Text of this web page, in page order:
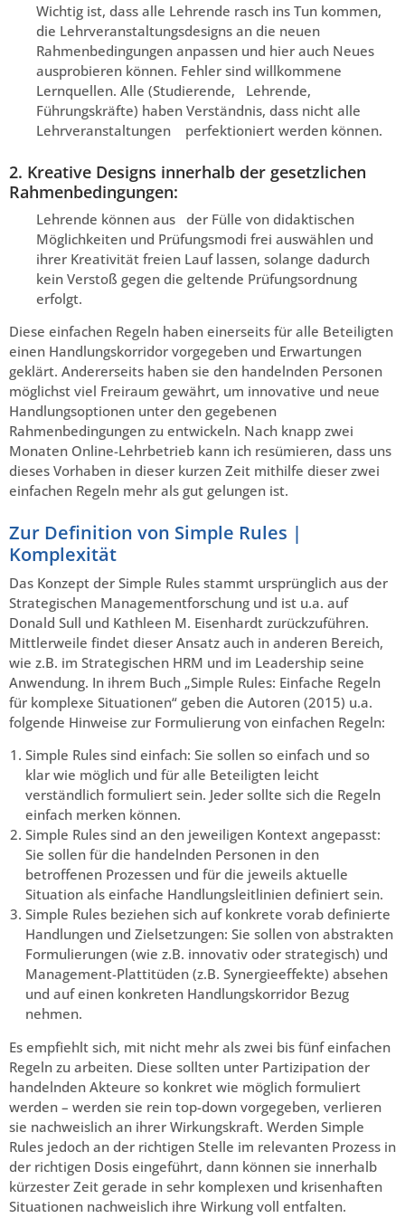
Wichtig ist, dass alle Lehrende rasch ins Tun kommen,
die Lehrveranstaltungsdesigns an die neuen
Rahmenbedingungen anpassen und hier auch Neues
ausprobieren können. Fehler sind willkommene
Lernquellen. Alle (Studierende, Lehrende,
Führungskräfte) haben Verständnis, dass nicht alle
Lehrveranstaltungen perfektioniert werden können.
2. Kreative Designs innerhalb der gesetzlichen
Rahmenbedingungen:
Lehrende können aus der Fülle von didaktischen
Möglichkeiten und Prüfungsmodi frei auswählen und
ihrer Kreativität freien Lauf lassen, solange dadurch
kein Verstoß gegen die geltende Prüfungsordnung
erfolgt.
Diese einfachen Regeln haben einerseits für alle Beteiligten
einen Handlungskorridor vorgegeben und Erwartungen
geklärt. Andererseits haben sie den handelnden Personen
möglichst viel Freiraum gewährt, um innovative und neue
Handlungsoptionen unter den gegebenen
Rahmenbedingungen zu entwickeln. Nach knapp zwei
Monaten Online-Lehrbetrieb kann ich resümieren, dass uns
dieses Vorhaben in dieser kurzen Zeit mithilfe dieser zwei
einfachen Regeln mehr als gut gelungen ist.
Zur Definition von Simple Rules |
Komplexität
Das Konzept der Simple Rules stammt ursprünglich aus der
Strategischen Managementforschung und ist u.a. auf
Donald Sull und Kathleen M. Eisenhardt zurückzuführen.
Mittlerweile findet dieser Ansatz auch in anderen Bereich,
wie z.B. im Strategischen HRM und im Leadership seine
Anwendung. In ihrem Buch „Simple Rules: Einfache Regeln
für komplexe Situationen“ geben die Autoren (2015) u.a.
folgende Hinweise zur Formulierung von einfachen Regeln:
Simple Rules sind einfach: Sie sollen so einfach und so
klar wie möglich und für alle Beteiligten leicht
verständlich formuliert sein. Jeder sollte sich die Regeln
einfach merken können.
Simple Rules sind an den jeweiligen Kontext angepasst:
Sie sollen für die handelnden Personen in den
betroffenen Prozessen und für die jeweils aktuelle
Situation als einfache Handlungsleitlinien definiert sein.
Simple Rules beziehen sich auf konkrete vorab definierte
Handlungen und Zielsetzungen: Sie sollen von abstrakten
Formulierungen (wie z.B. innovativ oder strategisch) und
Management-Plattitüden (z.B. Synergieeffekte) absehen
und auf einen konkreten Handlungskorridor Bezug
nehmen.
Es empfiehlt sich, mit nicht mehr als zwei bis fünf einfachen
Regeln zu arbeiten. Diese sollten unter Partizipation der
handelnden Akteure so konkret wie möglich formuliert
werden – werden sie rein top-down vorgegeben, verlieren
sie nachweislich an ihrer Wirkungskraft. Werden Simple
Rules jedoch an der richtigen Stelle im relevanten Prozess in
der richtigen Dosis eingeführt, dann können sie innerhalb
kürzester Zeit gerade in sehr komplexen und krisenhaften
Situationen nachweislich ihre Wirkung voll entfalten.